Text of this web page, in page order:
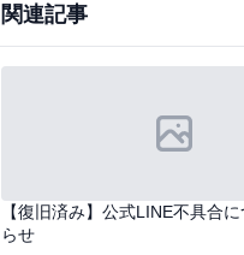
関連記事
【復旧済み】公式LINE不具合
らせ